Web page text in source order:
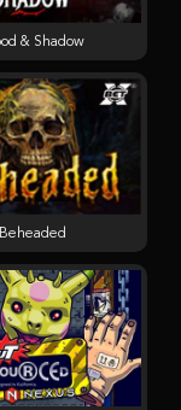
& Shadow
Beheaded